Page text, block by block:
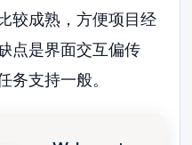
较成熟，方便项目经
点是界面交互偏传
务支持一般。